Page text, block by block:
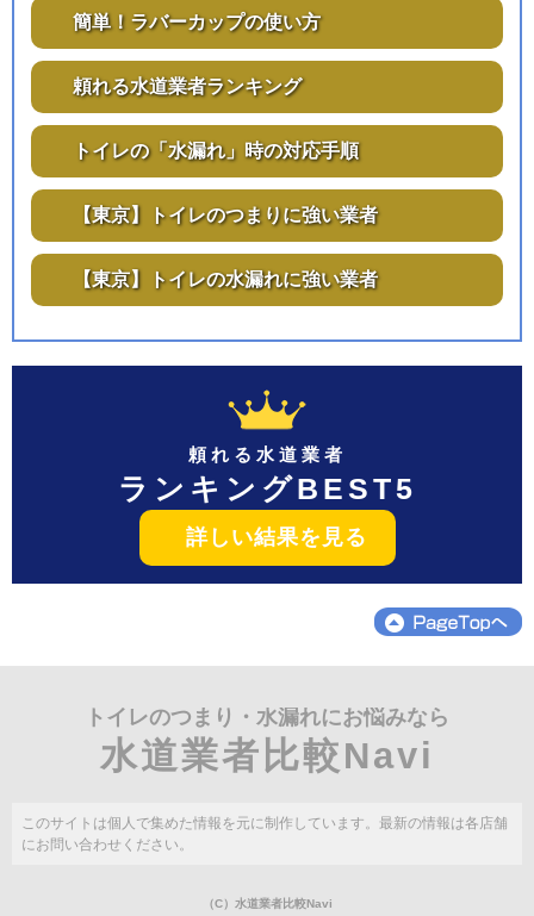
簡単！ラバーカップの使い方
頼れる水道業者ランキング
トイレの「水漏れ」時の対応手順
【東京】トイレのつまりに強い業者
【東京】トイレの水漏れに強い業者
頼れる水道業者
ランキングBEST5
詳しい結果を見る
トイレのつまり・水漏れにお悩みなら
水道業者比較Navi
このサイトは個人で集めた情報を元に制作しています。最新の情報は各店舗
にお問い合わせください。
（C）水道業者比較Navi